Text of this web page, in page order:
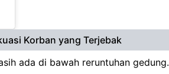
Korban yang Terjebak​
ada di bawah reruntuhan gedung.